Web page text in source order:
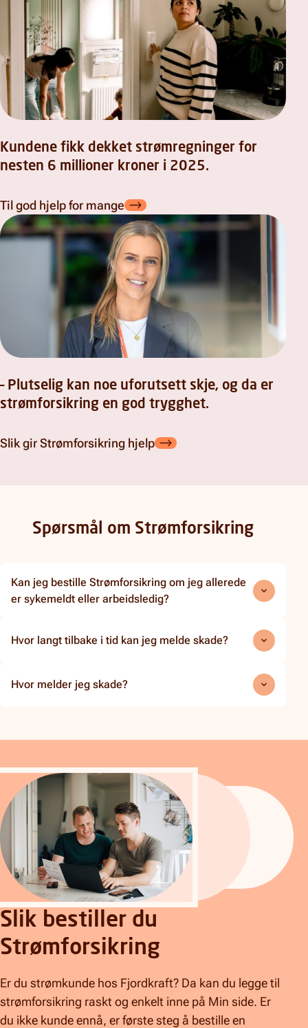
Kundene fikk dekket strømregninger for
nesten 6 millioner kroner i 2025.
Til god hjelp for mange
– Plutselig kan noe uforutsett skje, og da er
strømforsikring en god trygghet.
Slik gir Strømforsikring hjelp
Spørsmål om Strømforsikring
Kan jeg bestille Strømforsikring om jeg allerede
er sykemeldt eller arbeidsledig?
Hvor langt tilbake i tid kan jeg melde skade?
Hvor melder jeg skade?
Slik bestiller du
Strømforsikring
Er du strømkunde hos Fjordkraft? Da kan du legge til
strømforsikring raskt og enkelt inne på Min side. Er
du ikke kunde ennå, er første steg å bestille en